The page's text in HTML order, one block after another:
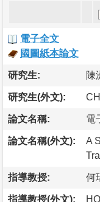
電子全文
國圖紙本論文
研究生: 陳
研究生(外文):
論文名稱: 電
論文名稱(外文):
A
指導教授: 何
指導教授(外文):